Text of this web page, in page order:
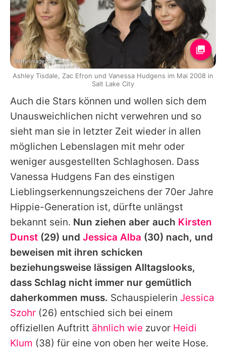
Auch die Stars können und wollen sich dem
Unausweichlichen nicht verwehren und so
sieht man sie in letzter Zeit wieder in allen
möglichen Lebenslagen mit mehr oder
weniger ausgestellten Schlaghosen. Dass
Vanessa Hudgens Fan des einstigen
Lieblingserkennungszeichens der 70er Jahre
Hippie-Generation ist, dürfte unlängst
bekannt sein. Nun ziehen aber auch Kirsten
Dunst (29) und Jessica Alba (30) nach, und
beweisen mit ihren schicken
beziehungsweise lässigen Alltagslooks,
dass Schlag nicht immer nur gemütlich
daherkommen muss. Schauspielerin Jessica
Szohr (26) entschied sich bei einem
offiziellen Auftritt ähnlich wie zuvor Heidi
Klum (38) für eine von oben her weite Hose.
Getty Images
Ashley Tisdale, Zac Efron und Vanessa Hudgens im Mai 2008 in
Salt Lake City